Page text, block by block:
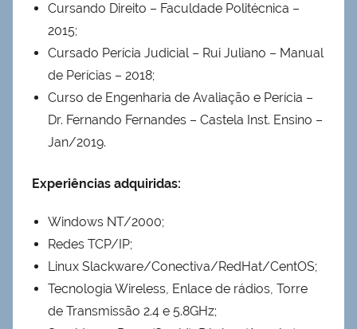
Cursando Direito – Faculdade Politécnica –
2015;
Cursado Perícia Judicial – Rui Juliano – Manual
de Perícias – 2018;
Curso de Engenharia de Avaliação e Perícia –
Dr. Fernando Fernandes – Castela Inst. Ensino –
Jan/2019.
Experiências adquiridas:
Windows NT/2000;
Redes TCP/IP;
Linux Slackware/Conectiva/RedHat/CentOS;
Tecnologia Wireless, Enlace de rádios, Torre
de Transmissão 2.4 e 5.8GHz;